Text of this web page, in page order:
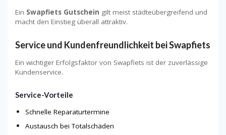
Ein Swapfiets Gutschein gilt meist städteübergreifend und
macht den Einstieg überall attraktiv.
Service und Kundenfreundlichkeit bei Swapfiets
Ein wichtiger Erfolgsfaktor von Swapfiets ist der zuverlässige
Kundenservice.
Service-Vorteile
Schnelle Reparaturtermine
Austausch bei Totalschäden